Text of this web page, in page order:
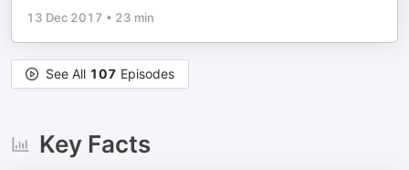
13 Dec 2017 • 23 min
See All 107 Episodes
Key Facts